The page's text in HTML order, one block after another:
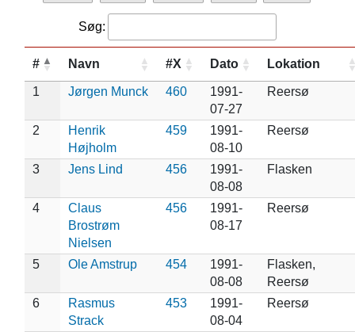
Søg:
# Navn #X Dato Lokation
1 Jørgen Munck 460
1991-
07-27
Reersø
2
Henrik
Højholm
459
1991-
08-10
Reersø
3 Jens Lind 456
1991-
08-08
Flasken
4
Claus
Brostrøm
Nielsen
456
1991-
08-17
Reersø
5 Ole Amstrup 454
1991-
08-08
Flasken,
Reersø
6
Rasmus
Strack
453
1991-
08-04
Reersø